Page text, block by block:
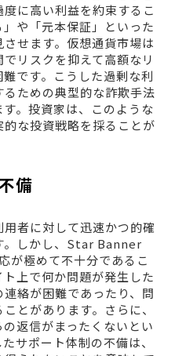
に高い利益を約束するこ
や「元本保証」といった
せます。仮想通貨市場は
リスクを抑えて高額なリ
です。こうした過剰な利
ための典型的な詐欺手法
。投資家は、このような
な投資戦略を採ることが
備
者に対して迅速かつ的確
。しかし、Star Banner
極めて不十分であるこ
上で何か問題が発生した
絡が困難であったり、問
とがあります。さらに、
返信がまったくないとい
サポート体制の不備は、